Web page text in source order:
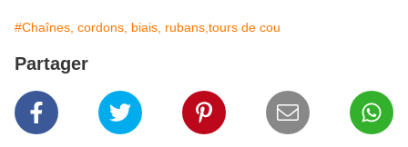
#Chaînes, cordons, biais, rubans,tours de cou
Partager